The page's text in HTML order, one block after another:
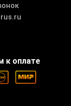
к оплате